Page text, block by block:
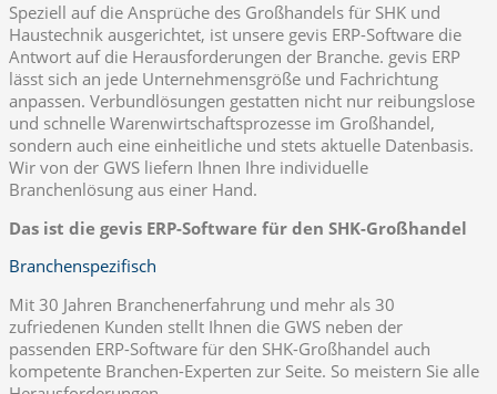
Speziell auf die Ansprüche des Großhandels für SHK und
Haustechnik ausgerichtet, ist unsere gevis ERP-Software die
Antwort auf die Herausforderungen der Branche. gevis ERP
lässt sich an jede Unternehmensgröße und Fachrichtung
anpassen. Verbundlösungen gestatten nicht nur reibungslose
und schnelle Warenwirtschaftsprozesse im Großhandel,
sondern auch eine einheitliche und stets aktuelle Datenbasis.
Wir von der GWS liefern Ihnen Ihre individuelle
Branchenlösung aus einer Hand.
Das ist die gevis ERP-Software für den SHK-Großhandel
Branchenspezifisch
Mit 30 Jahren Branchenerfahrung und mehr als 30
zufriedenen Kunden stellt Ihnen die GWS neben der
passenden ERP-Software für den SHK-Großhandel auch
kompetente Branchen-Experten zur Seite. So meistern Sie alle